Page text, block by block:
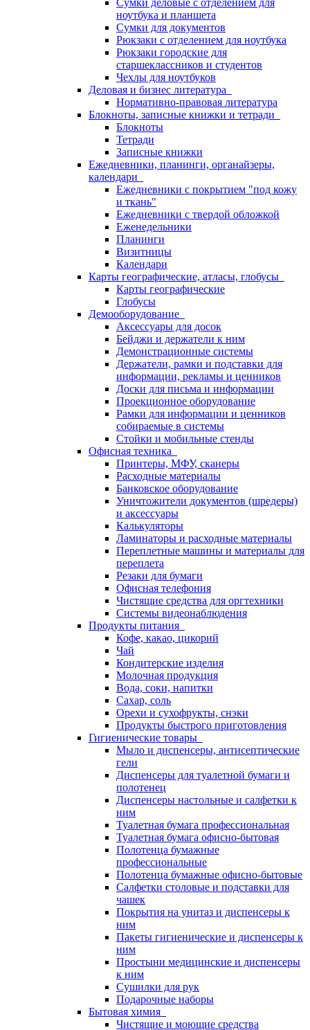
Сумки деловые с отделением для
ноутбука и планшета
Сумки для документов
Рюкзаки с отделением для ноутбука
Рюкзаки городские для
старшеклассников и студентов
Чехлы для ноутбуков
Деловая и бизнес литература
Нормативно-правовая литература
Блокноты, записные книжки и тетради
Блокноты
Тетради
Записные книжки
Ежедневники, планинги, органайзеры,
календари
Ежедневники с покрытием "под кожу
и ткань"
Ежедневники с твердой обложкой
Еженедельники
Планинги
Визитницы
Календари
Карты географические, атласы, глобусы
Карты географические
Глобусы
Демооборудование
Аксессуары для досок
Бейджи и держатели к ним
Демонстрационные системы
Держатели, рамки и подставки для
информации, рекламы и ценников
Доски для письма и информации
Проекционное оборудование
Рамки для информации и ценников
собираемые в системы
Стойки и мобильные стенды
Офисная техника
Принтеры, МФУ, сканеры
Расходные материалы
Банковское оборудование
Уничтожители документов (шредеры)
и аксессуары
Калькуляторы
Ламинаторы и расходные материалы
Переплетные машины и материалы для
переплета
Резаки для бумаги
Офисная телефония
Чистящие средства для оргтехники
Системы видеонаблюдения
Продукты питания
Кофе, какао, цикорий
Чай
Кондитерские изделия
Молочная продукция
Вода, соки, напитки
Сахар, соль
Орехи и сухофрукты, снэки
Продукты быстрого приготовления
Гигиенические товары
Мыло и диспенсеры, антисептические
гели
Диспенсеры для туалетной бумаги и
полотенец
Диспенсеры настольные и салфетки к
ним
Туалетная бумага профессиональная
Туалетная бумага офисно-бытовая
Полотенца бумажные
профессиональные
Полотенца бумажные офисно-бытовые
Салфетки столовые и подставки для
чашек
Покрытия на унитаз и диспенсеры к
ним
Пакеты гигиенические и диспенсеры к
ним
Простыни медицинские и диспенсеры
к ним
Сушилки для рук
Подарочные наборы
Бытовая химия
Чистящие и моющие средства